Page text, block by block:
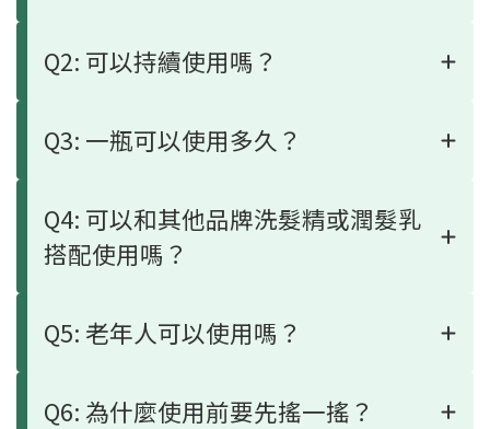
Q2: 可以持續使用嗎？
Q3: 一瓶可以使用多久？
Q4: 可以和其他品牌洗髮精或潤髮乳
搭配使用嗎？
Q5: 老年人可以使用嗎？
Q6: 為什麼使用前要先搖一搖？